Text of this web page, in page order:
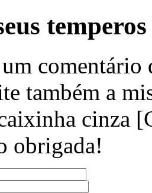
temperos
um
também a
cinza
obrigada!